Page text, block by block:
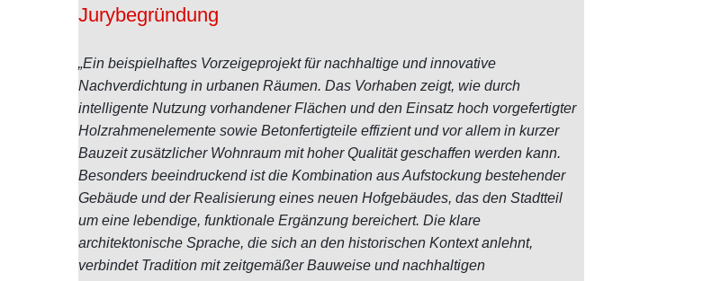
Jurybegründung
„Ein beispielhaftes Vorzeigeprojekt für nachhaltige und innovative
Nachverdichtung in urbanen Räumen. Das Vorhaben zeigt, wie durch
intelligente Nutzung vorhandener Flächen und den Einsatz hoch vorgefertigter
Holzrahmenelemente sowie Betonfertigteile effizient und vor allem in kurzer
Bauzeit zusätzlicher Wohnraum mit hoher Qualität geschaffen werden kann.
Besonders beeindruckend ist die Kombination aus Aufstockung bestehender
Gebäude und der Realisierung eines neuen Hofgebäudes, das den Stadtteil
um eine lebendige, funktionale Ergänzung bereichert. Die klare
architektonische Sprache, die sich an den historischen Kontext anlehnt,
verbindet Tradition mit zeitgemäßer Bauweise und nachhaltigen